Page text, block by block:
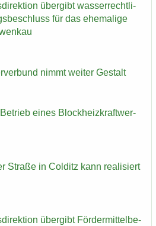
über­gibt was­ser­recht­li­
für das ehe­ma­li­ge
nimmt wei­ter Ge­stalt
eines Block­heiz­kraft­wer­
Stra­ße in Col­ditz kann rea­li­siert
über­gibt För­der­mit­tel­be­